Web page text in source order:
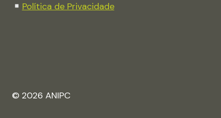
Política de Privacidade
© 2026 ANIPC